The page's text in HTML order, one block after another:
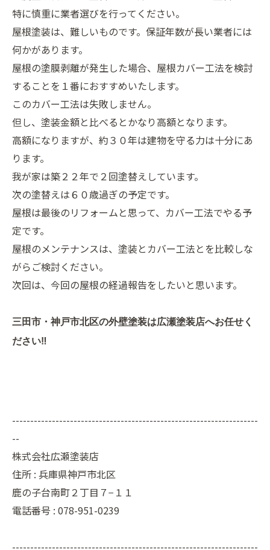
特に慎重に業者選びを行ってください。
屋根塗装は、難しいものです。保証年数が長い業者には
何かがあります。
屋根の塗膜剥離が発生した場合、屋根カバー工法を検討
することを１番におすすめいたします。
このカバー工法は失敗しません。
但し、塗装金額と比べるとかなり高額となります。
高額になりますが、約３０年は建物を守る力は十分にあ
ります。
我が家は築２２年で２回塗替えしています。
次の塗替えは６０歳過ぎの予定です。
屋根は最後のリフォームと思って、カバー工法でやる予
定です。
屋根のメンテナンスは、塗装とカバー工法とを比較しな
がらご検討ください。
次回は、今回の屋根の経過報告をしたいと思います。
三田市・神戸市北区の外壁塗装は広瀬塗装店へお任せく
ださい‼
--------------------------------------------------------------------
--
株式会社広瀬塗装店
住所 : 兵庫県神戸市北区
鹿の子台南町２丁目７−１１
電話番号 : 078-951-0239
--------------------------------------------------------------------